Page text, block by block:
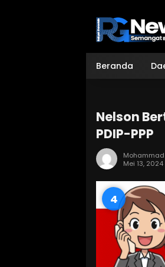
Beranda
Nelson
PDIP-PPP
Mohammad
Mei 13, 2024
3